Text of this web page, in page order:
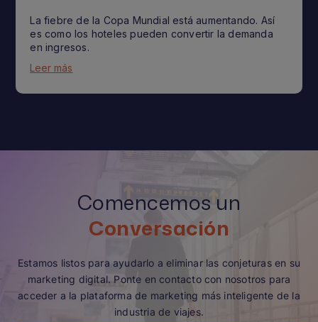
La fiebre de la Copa Mundial está aumentando. Así
es como los hoteles pueden convertir la demanda
en ingresos.
Leer más
Comencemos un
Conversación
Estamos listos para ayudarlo a eliminar las conjeturas en su
marketing digital. Ponte en contacto con nosotros para
acceder a la plataforma de marketing más inteligente de la
industria de viajes.